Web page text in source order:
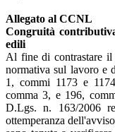
Allegato al CCNL
Congruità
edili
Al fine di contrastare
normativa sul lavoro e
1, commi 1173 e
comma 3, e 196,
D.Lgs. n. 163/2006
ottemperanza